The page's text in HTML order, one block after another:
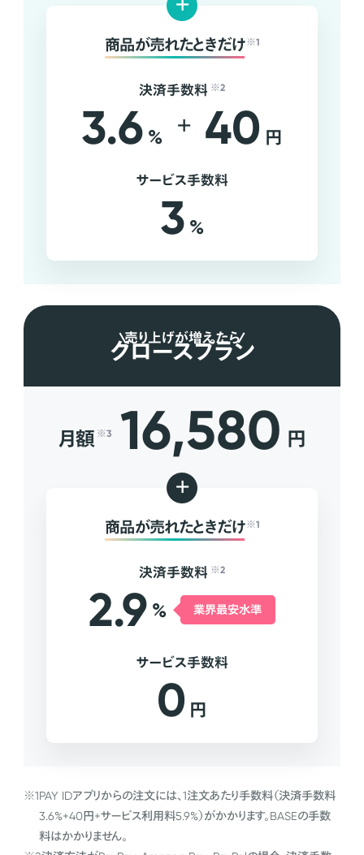
商品が売れたときだけ ※1
決済手数料 ※2
3.6 % + 40 円
サービス手数料
3 %
売り上げが増えたら
グロースプラン
月額 ※3 16,580 円
+
商品が売れたときだけ ※1
決済手数料 ※2
2.9 % 業界最安水準
サービス手数料
0 円
※1PAY IDアプリからの注文には、1注文あたり手数料（決済手数料
3.6%+40円+サービス利用料5.9%）がかかります。BASEの手数
料はかかりません。